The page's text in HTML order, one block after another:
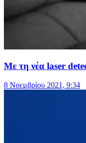
Με τη νέα laser
8 Νοεμβρίου 2021, 9:34